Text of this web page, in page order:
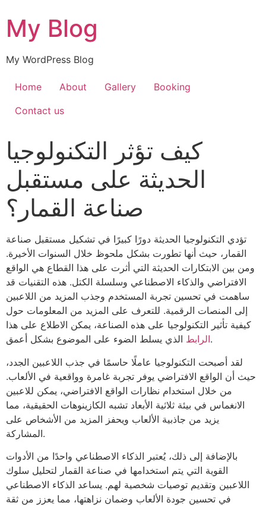
My Blog
My WordPress Blog
Home About Gallery
Booking
Contact us
كيف تؤثر التكنولوجيا
الحديثة على مستقبل
صناعة القمار؟
تؤدي التكنولوجيا الحديثة دورًا كبيرًا في تشكيل مستقبل صناعة
القمار، حيث أنها تطورت بشكل ملحوظ خلال السنوات الأخيرة.
ومن بين الابتكارات الحديثة التي أثرت على هذا القطاع هي الواقع
الافتراضي والذكاء الاصطناعي وسلسلة الكتل. هذه التقنيات قد
ساهمت في تحسين تجربة المستخدم وجذب المزيد من اللاعبين
إلى المنصات الرقمية. للتعرف على المزيد من المعلومات حول
كيفية تأثير التكنولوجيا على هذه الصناعة، يمكن الاطلاع على هذا
الرابطالذي يسلط الضوء على الموضوع بشكل أعمق.
لقد أصبحت التكنولوجيا عاملًا حاسمًا في جذب اللاعبين الجدد،
حيث أن الواقع الافتراضي يوفر تجربة غامرة وواقعية في الألعاب.
من خلال استخدام نظارات الواقع الافتراضي، يمكن للاعبين
الانغماس في بيئة ثلاثية الأبعاد تشبه الكازينوهات الحقيقية، مما
يزيد من جاذبية الألعاب ويحفز المزيد من الأشخاص على
المشاركة.
بالإضافة إلى ذلك، يُعتبر الذكاء الاصطناعي واحدًا من الأدوات
القوية التي يتم استخدامها في صناعة القمار لتحليل سلوك
اللاعبين وتقديم توصيات شخصية لهم. يساعد الذكاء الاصطناعي
في تحسين جودة الألعاب وضمان نزاهتها، مما يعزز من ثقة